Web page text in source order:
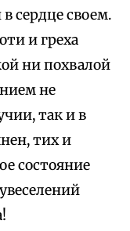
сердце своем.
и греха
ни похвалой
не
так и в
тих и
состояние